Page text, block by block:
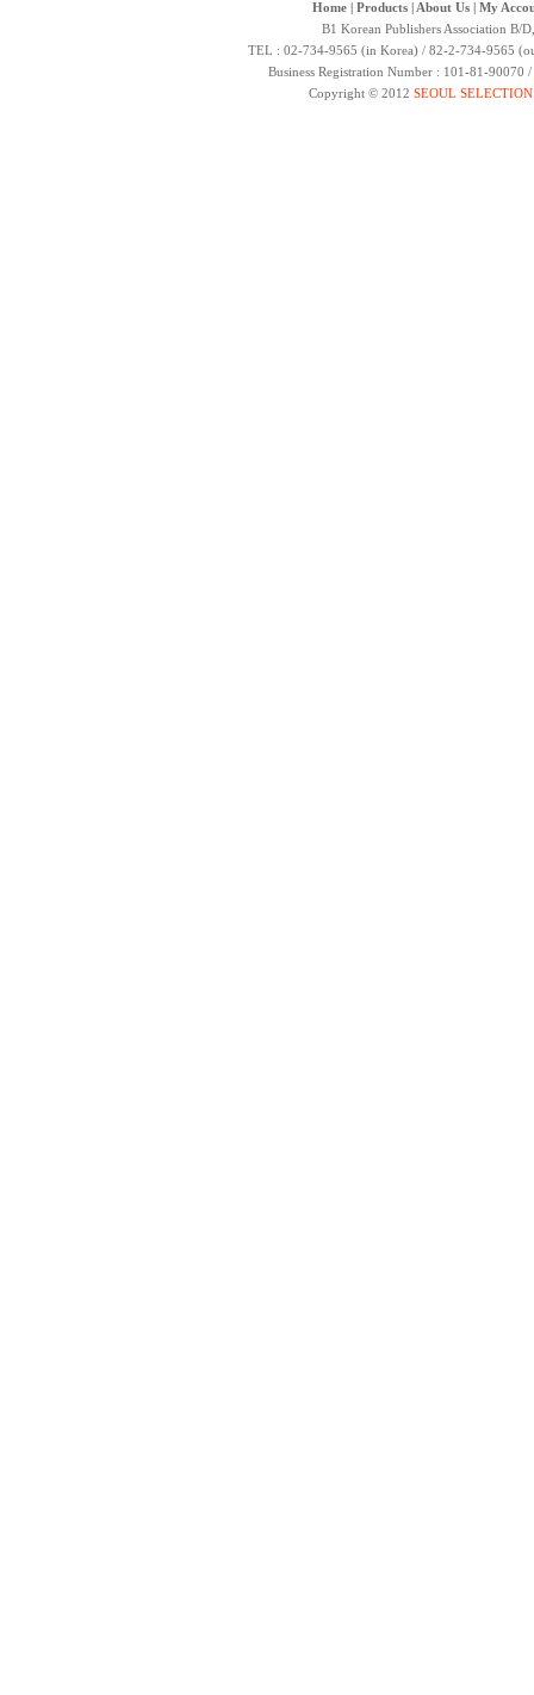
Home| Products| About Us| My
B1 Korean Publishers Association B/
TEL : 02-734-9565 (in Korea) / 82-2-734-9565
Business Registration Number : 101-81-
Copyright © 2012 SEOUL SELECTION